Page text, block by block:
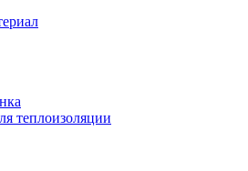
теплоизоляции